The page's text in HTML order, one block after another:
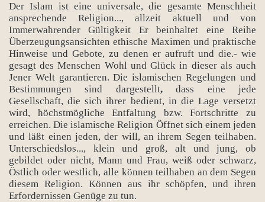
Der Islam ist eine universale, die gesamte Menschheit
ansprechende Religion..., allzeit aktuell und von
Immerwahrender Gültigkeit Er beinhaltet eine Reihe
Überzeugungsansichten ethische Maximen und praktische
Hinweise und Gebote, zu denen er aufruft und die.- wie
gesagt des Menschen Wohl und Glück in dieser als auch
Jener Welt garantieren. Die islamischen Regelungen und
Bestimmungen sind dargestellt,dass eine jede
Gesellschaft, die sich ihrer bedient, in die Lage versetzt
wird, höchstmögliche Entfaltung bzw. Fortschritte zu
erreichen. Die islamische Religion Öffnet sich einem jeden
und läßt einen jeden, der will, an ihrem Segen teilhaben.
Unterschiedslos..., klein und groß, alt und jung, ob
gebildet oder nicht, Mann und Frau, weiß oder schwarz,
Östlich oder westlich, alle können teilhaben an dem Segen
diesem Religion. Können aus ihr schöpfen, und ihren
Erfordernissen Genüge zu tun.